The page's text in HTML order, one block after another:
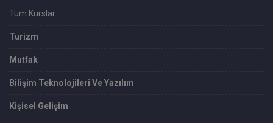
Tüm Kurslar
Turizm
Mutfak
Bilişim Teknolojileri Ve Yazılım
Kişisel Gelişim